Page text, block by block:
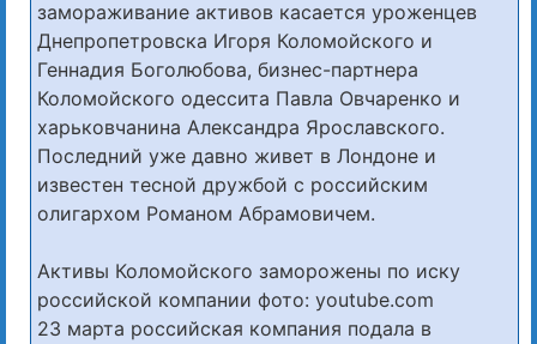
замораживание активов касается уроженцев
Днепропетровска Игоря Коломойского и
Геннадия Боголюбова, бизнес-партнера
Коломойского одессита Павла Овчаренко и
харьковчанина Александра Ярославского.
Последний уже давно живет в Лондоне и
известен тесной дружбой с российским
олигархом Романом Абрамовичем.
Активы Коломойского заморожены по иску
российской компании фото: youtube.com
23 марта российская компания подала в